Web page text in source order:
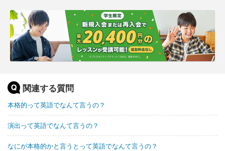
関連する質問
本格的って英語でなんて言うの？
演出って英語でなんて言うの？
なにが本格的かと言うとって英語でなんて言うの？